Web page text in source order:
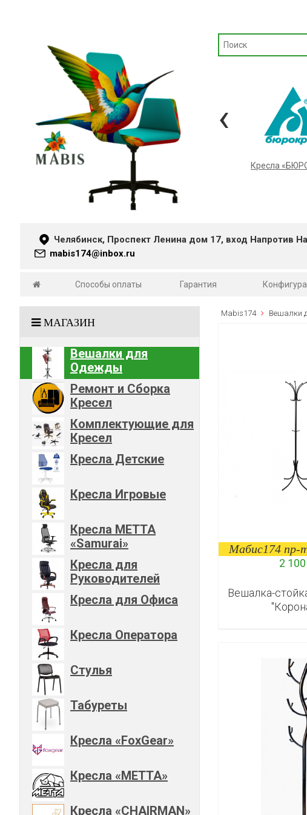
Кресла
‹
Челябинск, Проспект Ленина дом 17, вход Напротив
mabis174@inbox.ru
Способы оплаты Гарантия
МАГАЗИН
Вешалки для
Одежды
Ремонт и Сборка
Кресел
Комплектующие для
Кресел
Кресла Детские
Кресла Игровые
Кресла METTA
«Samurai»
Кресла для
Руководителей
Кресла для Офиса
Кресла Оператора
Стулья
Табуреты
Кресла «FoxGear»
Кресла «METTA»
Кресла «CHAIRMAN»
Mabis174 Вешалки
Мабис174
2
Вешалка-